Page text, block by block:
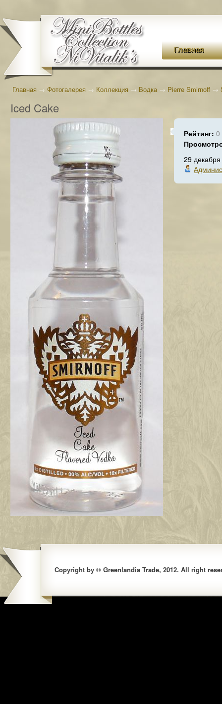
Главная
Главная → Фотогалерея → Коллекция → Водка→ Pierre Smirnoff →
Iced Cake
Рейтинг: 0
29
Copyright by © Greenlandia Trade, 2012. All right